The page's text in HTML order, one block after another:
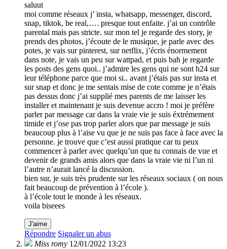
saluut
moi comme réseaux j’ insta, whatsapp, messenger, discord,
snap, tiktok, be real,…. presque tout enfaite. j’ai un contrôle
parental mais pas stricte. sur mon tel je regarde des story, je
prends des photos, j’écoute de le musique, je parle avec des
potes, je vais sur pinterest, sur netflix, j’écris énormement
dans note, je vais un peu sur wattpad, et puis bah je regarde
les posts des gens quoi.. j’admire les gens qui ne sont h24 sur
leur téléphone parce que moi si.. avant j’étais pas sur insta et
sur snap et donc je me sentais mise de cote comme je n’étais
pas dessus donc j’ai supplié mes parents de me laisser les
installer et maintenant je suis devenue accro ! moi je préfère
parler par message car dans la vraie vie je suis éxtrémement
timide et j’ose pas trop parler alors que par message je suis
beaucoup plus à l’aise vu que je ne suis pas face à face avec la
personne. je trouve que c’est aussi pratique car tu peux
commencer à parler avec quelqu’un que tu connais de vue et
devenir de grands amis alors que dans la vraie vie ni l’un ni
l’autre n’aurait lancé la discussion.
bien sur, je suis très prudente sur les réseaux sociaux ( on nous
fait beaucoup de prévention à l’école ).
à l’école tout le monde à les réseaux.
voila biseees
J'aime
Répondre Signaler un abus
Miss romy 12/01/2022 13:23